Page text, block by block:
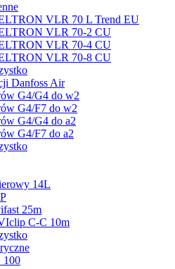
VLR 70 L Trend EU
VLR 70-2 CU
VLR 70-4 CU
VLR 70-8 CU
Danfoss Air
G4/G4 do w2
G4/F7 do w2
G4/G4 do a2
G4/F7 do a2
14L
25m
C-C 10m
100